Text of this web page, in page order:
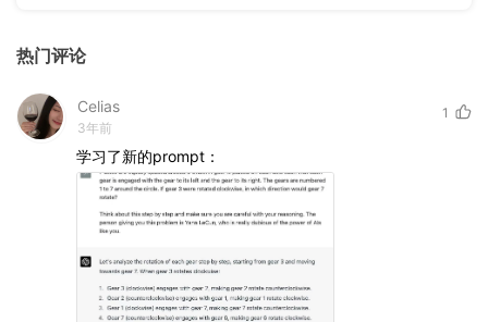
热门评论
Celias
3年前
1
学习了新的prompt：